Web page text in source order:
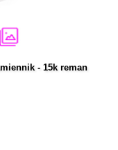
- 15k reman